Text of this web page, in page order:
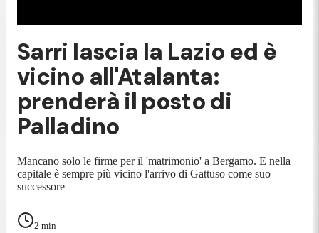
Sarri lascia la Lazio ed è
vicino all'Atalanta:
prenderà il posto di
Palladino
Mancano solo le firme per il 'matrimonio' a Bergamo. E nella
capitale è sempre più vicino l'arrivo di Gattuso come suo
successore
2 min